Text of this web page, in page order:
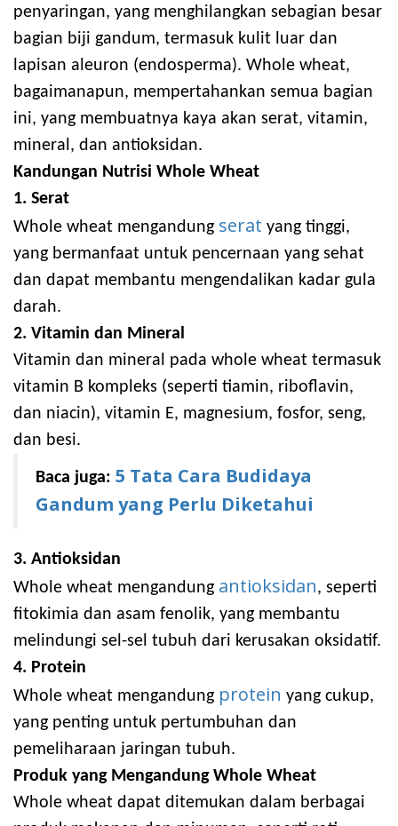
penyaringan, yang menghilangkan sebagian besar
bagian biji gandum, termasuk kulit luar dan
lapisan aleuron (endosperma). Whole wheat,
bagaimanapun, mempertahankan semua bagian
ini, yang membuatnya kaya akan serat, vitamin,
mineral, dan antioksidan.
Kandungan Nutrisi Whole Wheat
1. Serat
Whole wheat mengandung serat yang tinggi,
yang bermanfaat untuk pencernaan yang sehat
dan dapat membantu mengendalikan kadar gula
darah.
2. Vitamin dan Mineral
Vitamin dan mineral pada whole wheat termasuk
vitamin B kompleks (seperti tiamin, riboflavin,
dan niacin), vitamin E, magnesium, fosfor, seng,
dan besi.
Baca juga: 5 Tata Cara Budidaya
Gandum yang Perlu Diketahui
3. Antioksidan
Whole wheat mengandung antioksidan, seperti
fitokimia dan asam fenolik, yang membantu
melindungi sel-sel tubuh dari kerusakan oksidatif.
4. Protein
Whole wheat mengandung protein yang cukup,
yang penting untuk pertumbuhan dan
pemeliharaan jaringan tubuh.
Produk yang Mengandung Whole Wheat
Whole wheat dapat ditemukan dalam berbagai